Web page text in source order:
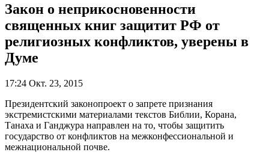
Закон о неприкосновенности
священных книг защитит РФ от
религиозных конфликтов, уверены в
Думе
17:24 Окт. 23, 2015
Президентский законопроект о запрете признания
экстремистскими материалами текстов Библии, Корана,
Танаха и Ганджура направлен на то, чтобы защитить
государство от конфликтов на межконфессиональной и
межнациональной почве.